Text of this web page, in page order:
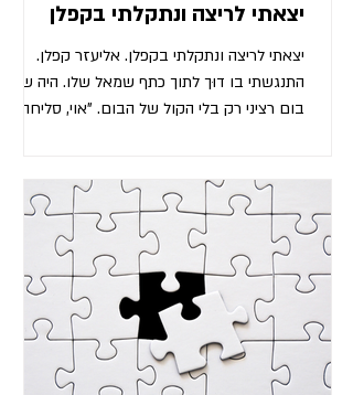
יצאתי לריצה ונתקלתי בקפלן
יצאתי לריצה ונתקלתי בקפלן. אליעזר קפלן.
התנגשתי בו דוּך לתוך כתף שמאל שלו. היה שם
בום רציני רק בלי הקול של הבום. "אוי, סליחה,"